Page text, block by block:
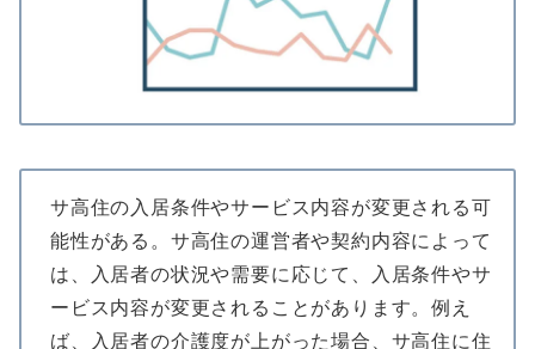
サ高住の入居条件やサービス内容が変更される可
能性がある。サ高住の運営者や契約内容によって
は、入居者の状況や需要に応じて、入居条件やサ
ービス内容が変更されることがあります。例え
ば、入居者の介護度が上がった場合、サ高住に住